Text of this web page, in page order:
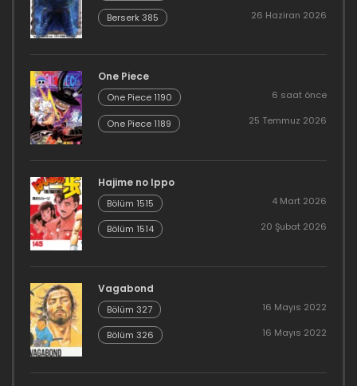
Berserk 385 26 Haziran 2026
One Piece
One Piece 1190 6 saat önce
One Piece 1189 25 Temmuz 2026
Hajime no Ippo
Bölüm 1515 4 Mart 2026
Bölüm 1514 20 Şubat 2026
Vagabond
Bölüm 327 16 Mayıs 2022
Bölüm 326 16 Mayıs 2022